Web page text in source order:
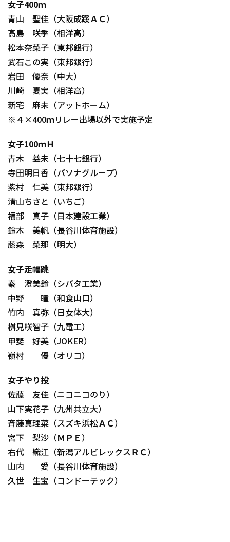
女子400ｍ
青山 聖佳（大阪成蹊ＡＣ）
髙島 咲季（相洋高）
松本奈菜子（東邦銀行）
武石この実（東邦銀行）
岩田 優奈（中大）
川崎 夏実（相洋高）
新宅 麻未（アットホーム）
※４×400ｍリレー出場以外で実施予定
女子100ｍＨ
青木 益未（七十七銀行）
寺田明日香（パソナグループ）
紫村 仁美（東邦銀行）
清山ちさと（いちご）
福部 真子（日本建設工業）
鈴木 美帆（長谷川体育施設）
藤森 菜那（明大）
女子走幅跳
秦 澄美鈴（シバタ工業）
中野 瞳（和食山口）
竹内 真弥（日女体大）
桝見咲智子（九電工）
甲斐 好美（JOKER）
嶺村 優（オリコ）
女子やり投
佐藤 友佳（ニコニコのり）
山下実花子（九州共立大）
斉藤真理菜（スズキ浜松ＡＣ）
宮下 梨沙（ＭＰＥ）
右代 織江（新潟アルビレックスＲＣ）
山内 愛（長谷川体育施設）
久世 生宝（コンドーテック）